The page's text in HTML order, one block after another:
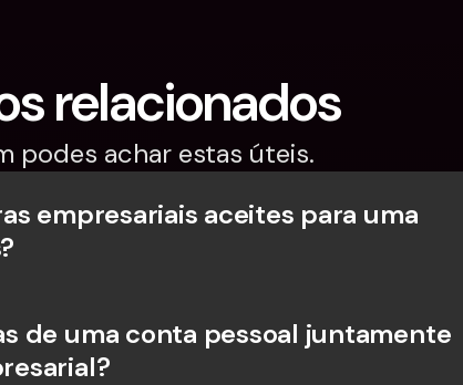
relacionados
podes achar estas úteis.
empresariais aceites para uma
de uma conta pessoal juntamente